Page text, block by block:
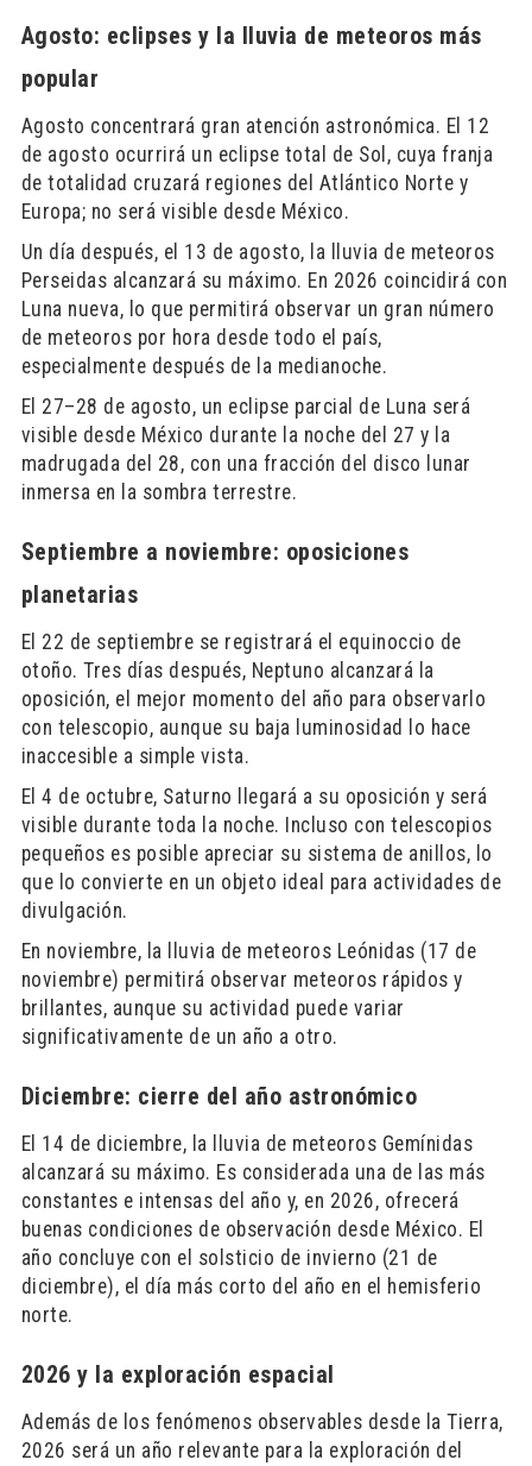
Agosto: eclipses y la lluvia de meteoros más
popular
Agosto concentrará gran atención astronómica. El 12
de agosto ocurrirá un eclipse total de Sol, cuya franja
de totalidad cruzará regiones del Atlántico Norte y
Europa; no será visible desde México.
Un día después, el 13 de agosto, la lluvia de meteoros
Perseidas alcanzará su máximo. En 2026 coincidirá con
Luna nueva, lo que permitirá observar un gran número
de meteoros por hora desde todo el país,
especialmente después de la medianoche.
El 27–28 de agosto, un eclipse parcial de Luna será
visible desde México durante la noche del 27 y la
madrugada del 28, con una fracción del disco lunar
inmersa en la sombra terrestre.
Septiembre a noviembre: oposiciones
planetarias
El 22 de septiembre se registrará el equinoccio de
otoño. Tres días después, Neptuno alcanzará la
oposición, el mejor momento del año para observarlo
con telescopio, aunque su baja luminosidad lo hace
inaccesible a simple vista.
El 4 de octubre, Saturno llegará a su oposición y será
visible durante toda la noche. Incluso con telescopios
pequeños es posible apreciar su sistema de anillos, lo
que lo convierte en un objeto ideal para actividades de
divulgación.
En noviembre, la lluvia de meteoros Leónidas (17 de
noviembre) permitirá observar meteoros rápidos y
brillantes, aunque su actividad puede variar
significativamente de un año a otro.
Diciembre: cierre del año astronómico
El 14 de diciembre, la lluvia de meteoros Gemínidas
alcanzará su máximo. Es considerada una de las más
constantes e intensas del año y, en 2026, ofrecerá
buenas condiciones de observación desde México. El
año concluye con el solsticio de invierno (21 de
diciembre), el día más corto del año en el hemisferio
norte.
2026 y la exploración espacial
Además de los fenómenos observables desde la Tierra,
2026 será un año relevante para la exploración del